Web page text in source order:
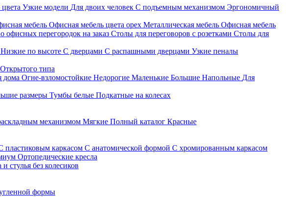
Узкие модели Для двоих человек С подъемным механизмом Эргономичный
мебель Офисная мебель цвета орех Металлическая мебель Офисная мебель
офисных перегородок на заказ Столы для переговоров с розетками Столы для
Низкие по высоте С дверцами С распашными дверцами Узкие пеналы
Открытого типа
дома Огне-взломостойкие Недорогие Маленькие Большие Напольные Для
размеры Тумбы белые Подкатные на колесах
механизмом Мягкие Полный каталог Красные
пластиковым каркасом С анатомической формой С хромированным каркасом
Ортопедические кресла
и стулья без колесиков
формы